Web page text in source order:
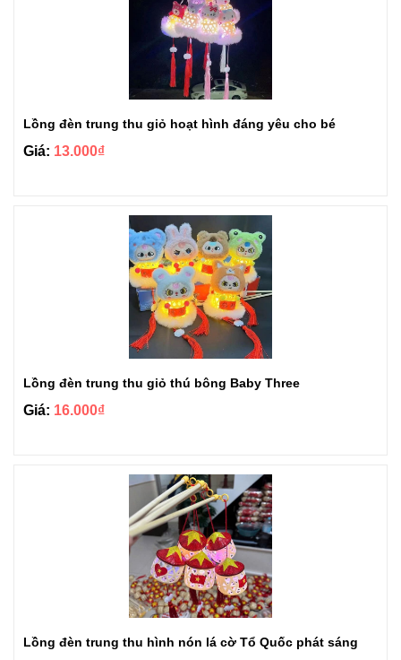
Lồng đèn trung thu giỏ hoạt hình đáng yêu cho bé
Giá: 13.000₫
Lồng đèn trung thu giỏ thú bông Baby Three
Giá: 16.000₫
Lồng đèn trung thu hình nón lá cờ Tổ Quốc phát sáng